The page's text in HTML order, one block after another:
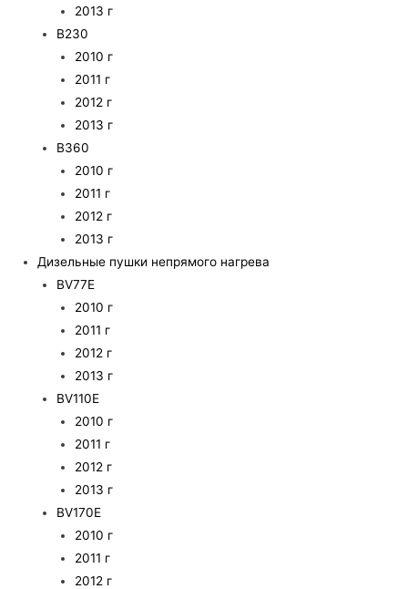
2013 г
B230
2010 г
2011 г
2012 г
2013 г
B360
2010 г
2011 г
2012 г
2013 г
Дизельные пушки непрямого нагрева
BV77E
2010 г
2011 г
2012 г
2013 г
BV110E
2010 г
2011 г
2012 г
2013 г
BV170E
2010 г
2011 г
2012 г